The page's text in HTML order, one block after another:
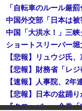
「自転車のルール厳
中国外交部「日本は被
【悲報】日本の盆踊